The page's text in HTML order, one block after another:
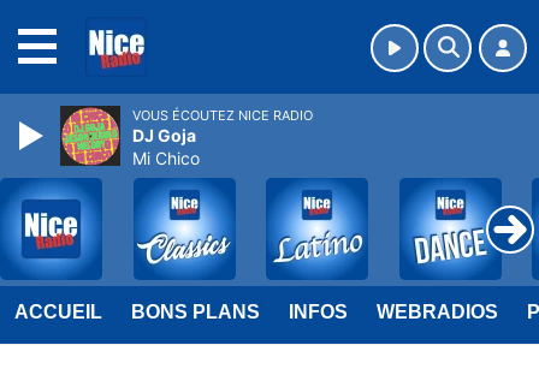
ACCUEIL BONS PLANS INFOS WEBRADIOS
VOUS ÉCOUTEZ NICE RADIO
DJ Goja
Mi Chico